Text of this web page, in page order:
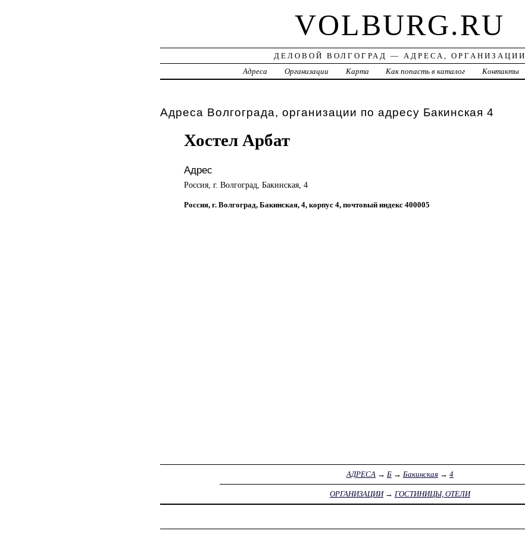
VOLBURG.RU
ДЕЛОВОЙ ВОЛГОГРАД — АДРЕСА, ОРГАНИЗАЦИИ
Адреса
Организации Карта Как попасть в каталог Контакты
Адреса Волгограда, организации по адресу Бакинская 4
Хостел Арбат
Адрес
Россия, г. Волгоград, Бакинская, 4
Россия, г. Волгоград, Бакинская, 4, корпус 4, почтовый индекс 400005
АДРЕСА→ Б→ Бакинская→ 4
ОРГАНИЗАЦИИ→ ГОСТИНИЦЫ, ОТЕЛИ